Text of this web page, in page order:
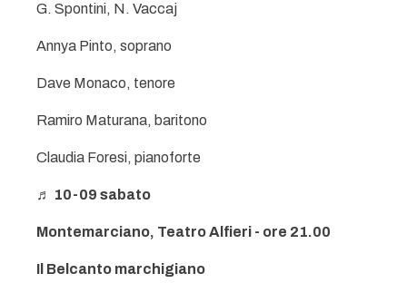
G. Spontini, N. Vaccaj
Annya Pinto, soprano
Dave Monaco, tenore
Ramiro Maturana, baritono
Claudia Foresi, pianoforte
♬ 10-09 sabato
Montemarciano, Teatro Alfieri - ore 21.00
Il Belcanto marchigiano